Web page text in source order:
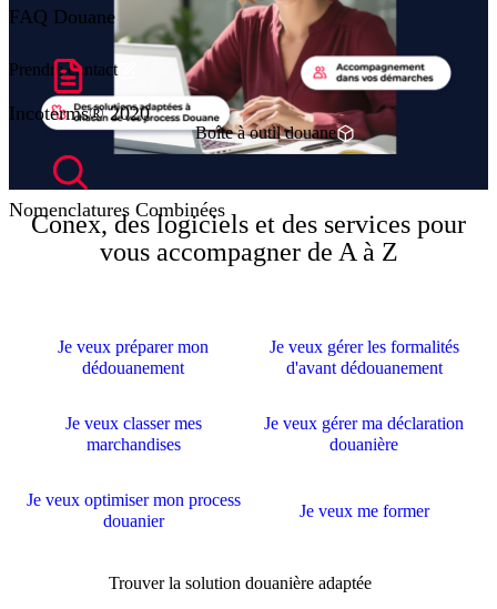
Prendre contact
Boîte à outil douane
Conex, des logiciels et des services pour
vous accompagner de A à Z
Je veux préparer mon
dédouanement
Je veux gérer les formalités
d'avant dédouanement
Je veux classer mes
marchandises
Je veux gérer ma déclaration
douanière
Je veux optimiser mon process
douanier
Je veux me former
Trouver la solution douanière adaptée
FAQ Douane
Incoterms® 2020
Nomenclatures Combinées